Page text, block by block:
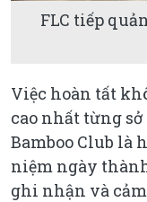
FLC tiếp
Việc hoàn tất
cao nhất từng
Bamboo Club là
niệm ngày
ghi nhận và